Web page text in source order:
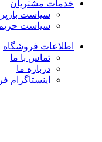
خدمات مشتریان
سیاست
سیاست
اطلاعات فروشگاه
تماس با ما
درباره ما
اینستاگرام